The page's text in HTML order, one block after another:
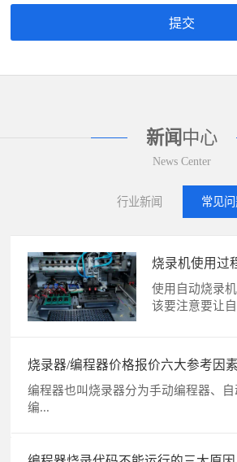
新闻 中心
News Center
行业新闻 常见
烧录机使用过
使用自动烧录
该要注意要让
烧录器/编程器价格报价六大参考因素
编程器也叫烧录器分为手动编程器、
编...